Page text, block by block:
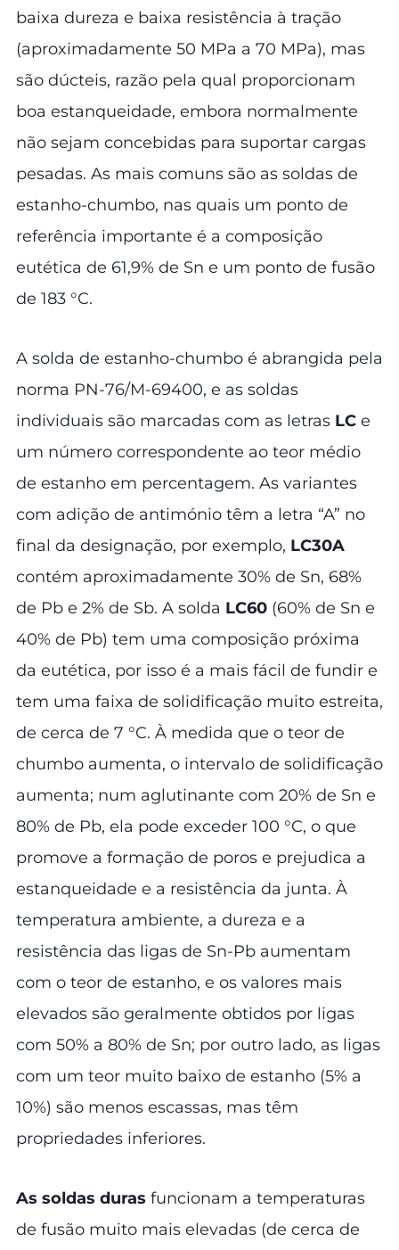
baixa dureza e baixa resistência à tração
(aproximadamente 50 MPa a 70 MPa), mas
são dúcteis, razão pela qual proporcionam
boa estanqueidade, embora normalmente
não sejam concebidas para suportar cargas
pesadas. As mais comuns são as soldas de
estanho-chumbo, nas quais um ponto de
referência importante é a composição
eutética de 61,9% de Sn e um ponto de fusão
de 183 °C.
A solda de estanho-chumbo é abrangida pela
norma PN-76/M-69400, e as soldas
individuais são marcadas com as letras LC e
um número correspondente ao teor médio
de estanho em percentagem. As variantes
com adição de antimónio têm a letra “A” no
final da designação, por exemplo, LC30A
contém aproximadamente 30% de Sn, 68%
de Pb e 2% de Sb. A solda LC60 (60% de Sn e
40% de Pb) tem uma composição próxima
da eutética, por isso é a mais fácil de fundir e
tem uma faixa de solidificação muito estreita,
de cerca de 7 °C. À medida que o teor de
chumbo aumenta, o intervalo de solidificação
aumenta; num aglutinante com 20% de Sn e
80% de Pb, ela pode exceder 100 °C, o que
promove a formação de poros e prejudica a
estanqueidade e a resistência da junta. À
temperatura ambiente, a dureza e a
resistência das ligas de Sn-Pb aumentam
com o teor de estanho, e os valores mais
elevados são geralmente obtidos por ligas
com 50% a 80% de Sn; por outro lado, as ligas
com um teor muito baixo de estanho (5% a
10%) são menos escassas, mas têm
propriedades inferiores.
As soldas duras funcionam a temperaturas
de fusão muito mais elevadas (de cerca de